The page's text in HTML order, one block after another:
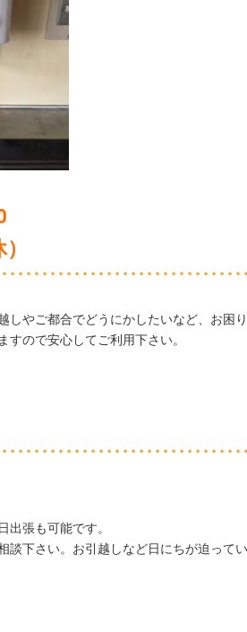
しやご都合でどうにかしたいなど、お困
ので安心してご利用下さい。
張も可能です。
談下さい。お引越しなど日にちが迫って